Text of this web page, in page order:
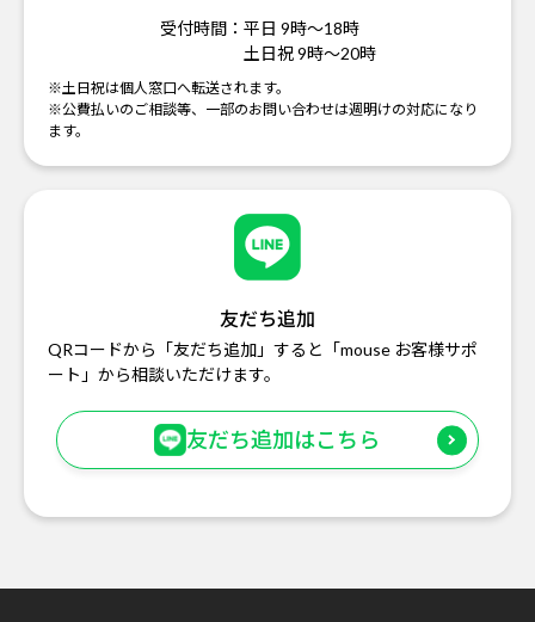
受付時間： 平日 9時～18時
土日祝 9時～20時
※土日祝は個人窓口へ転送されます。
※公費払いのご相談等、一部のお問い合わせは週明けの対応になり
ます。
友だち追加
QRコードから「友だち追加」すると「mouse お客様サポ
ート」から相談いただけます。
友だち追加はこちら